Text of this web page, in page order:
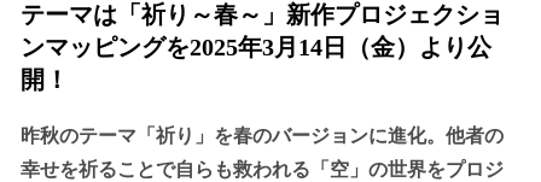
テーマは「祈り～春～」新作プロジェクショ
ンマッピングを2025年3月14日（金）より公
開！
昨秋のテーマ「祈り」を春のバージョンに進化。他者の
幸せを祈ることで自らも救われる「空」の世界をプロジ